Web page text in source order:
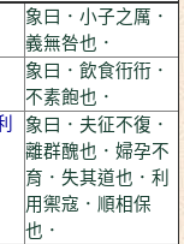
象曰．小子之厲．
義無咎也．
象曰．飲食衎衎．
不素飽也．
象曰．夫征不復．
離群醜也．婦孕不
育．失其道也．利
用禦寇．順相保
也．